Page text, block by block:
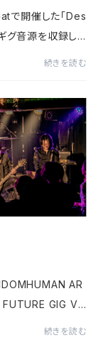
で開催した「Des
音源を収録し
...
続きを読む
AR
GIG Vo.
続きを読む